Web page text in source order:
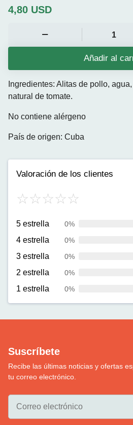
4,80 USD
Añadir al
Ingredientes: Alitas de pollo,
natural de tomate.
No contiene alérgeno
País de origen: Cuba
Valoración de los clientes
5 estrella 0%
4 estrella 0%
3 estrella 0%
2 estrella 0%
1 estrella 0%
Suscríbete
Recibe las últimas noticias y ofertas
tu correo electrónico.